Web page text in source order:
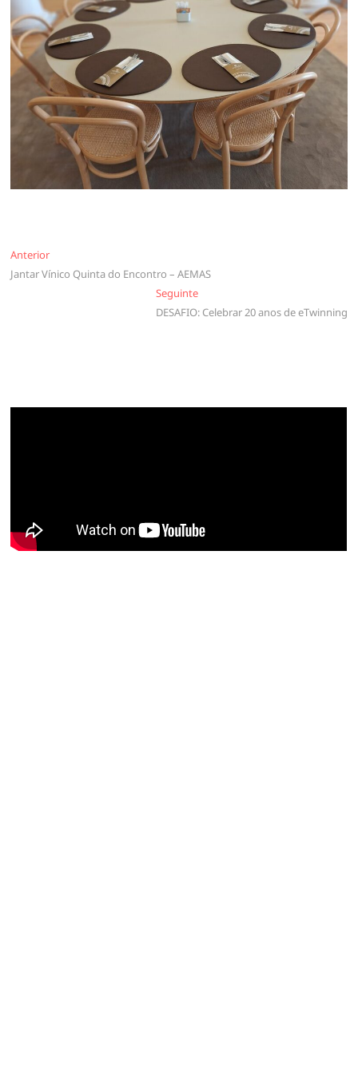
Navegação
de
AnteriorAnterior
Jantar Vínico Quinta do Encontro – AEMAS
SeguinteSeguinte
DESAFIO: Celebrar 20 anos de eTwinning